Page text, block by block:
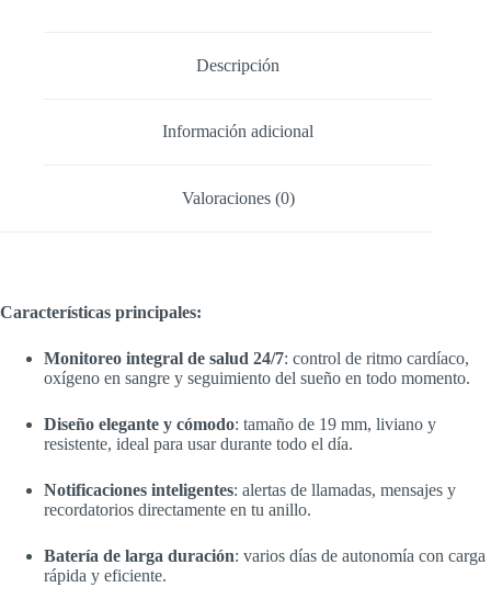
Descripción
Información adicional
Valoraciones (0)
Características principales:
Monitoreo integral de salud 24/7: control de ritmo cardíaco,
oxígeno en sangre y seguimiento del sueño en todo momento.
Diseño elegante y cómodo: tamaño de 19 mm, liviano y
resistente, ideal para usar durante todo el día.
Notificaciones inteligentes: alertas de llamadas, mensajes y
recordatorios directamente en tu anillo.
Batería de larga duración: varios días de autonomía con carga
rápida y eficiente.